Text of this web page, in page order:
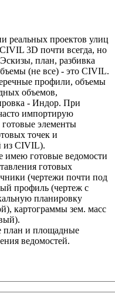
реальных проектов улиц
3D почти всегда, но
план, разбивка
(не все) - это CIVIL.
профили, объемы
объемов,
- Индор. При
импортирую
элементы
точек и
из CIVIL).
имею готовые ведомости
готовых
(чертежи почти под
профиль (чертеж с
планировку
картограммы зем. масс
план и площадные
ведомостей.